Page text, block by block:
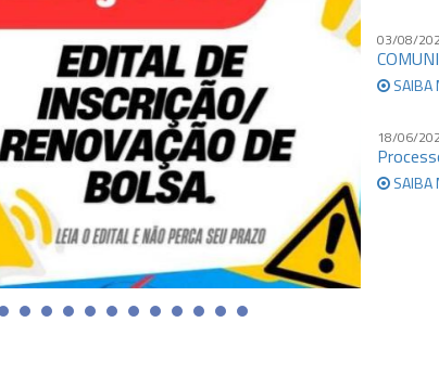
03/08/
SAIBA
18/06/
SAIBA